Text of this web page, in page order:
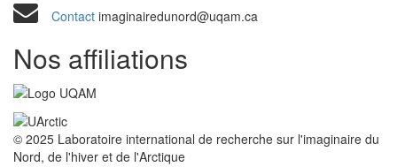
Contact imaginairedunord@uqam.ca
Nos affiliations
© 2025 Laboratoire international de recherche sur l'imaginaire du
Nord, de l'hiver et de l'Arctique